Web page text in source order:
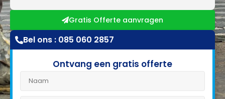
Gratis Offerte aanvragen
Bel ons : 085 060 2857
Ontvang een gratis offerte